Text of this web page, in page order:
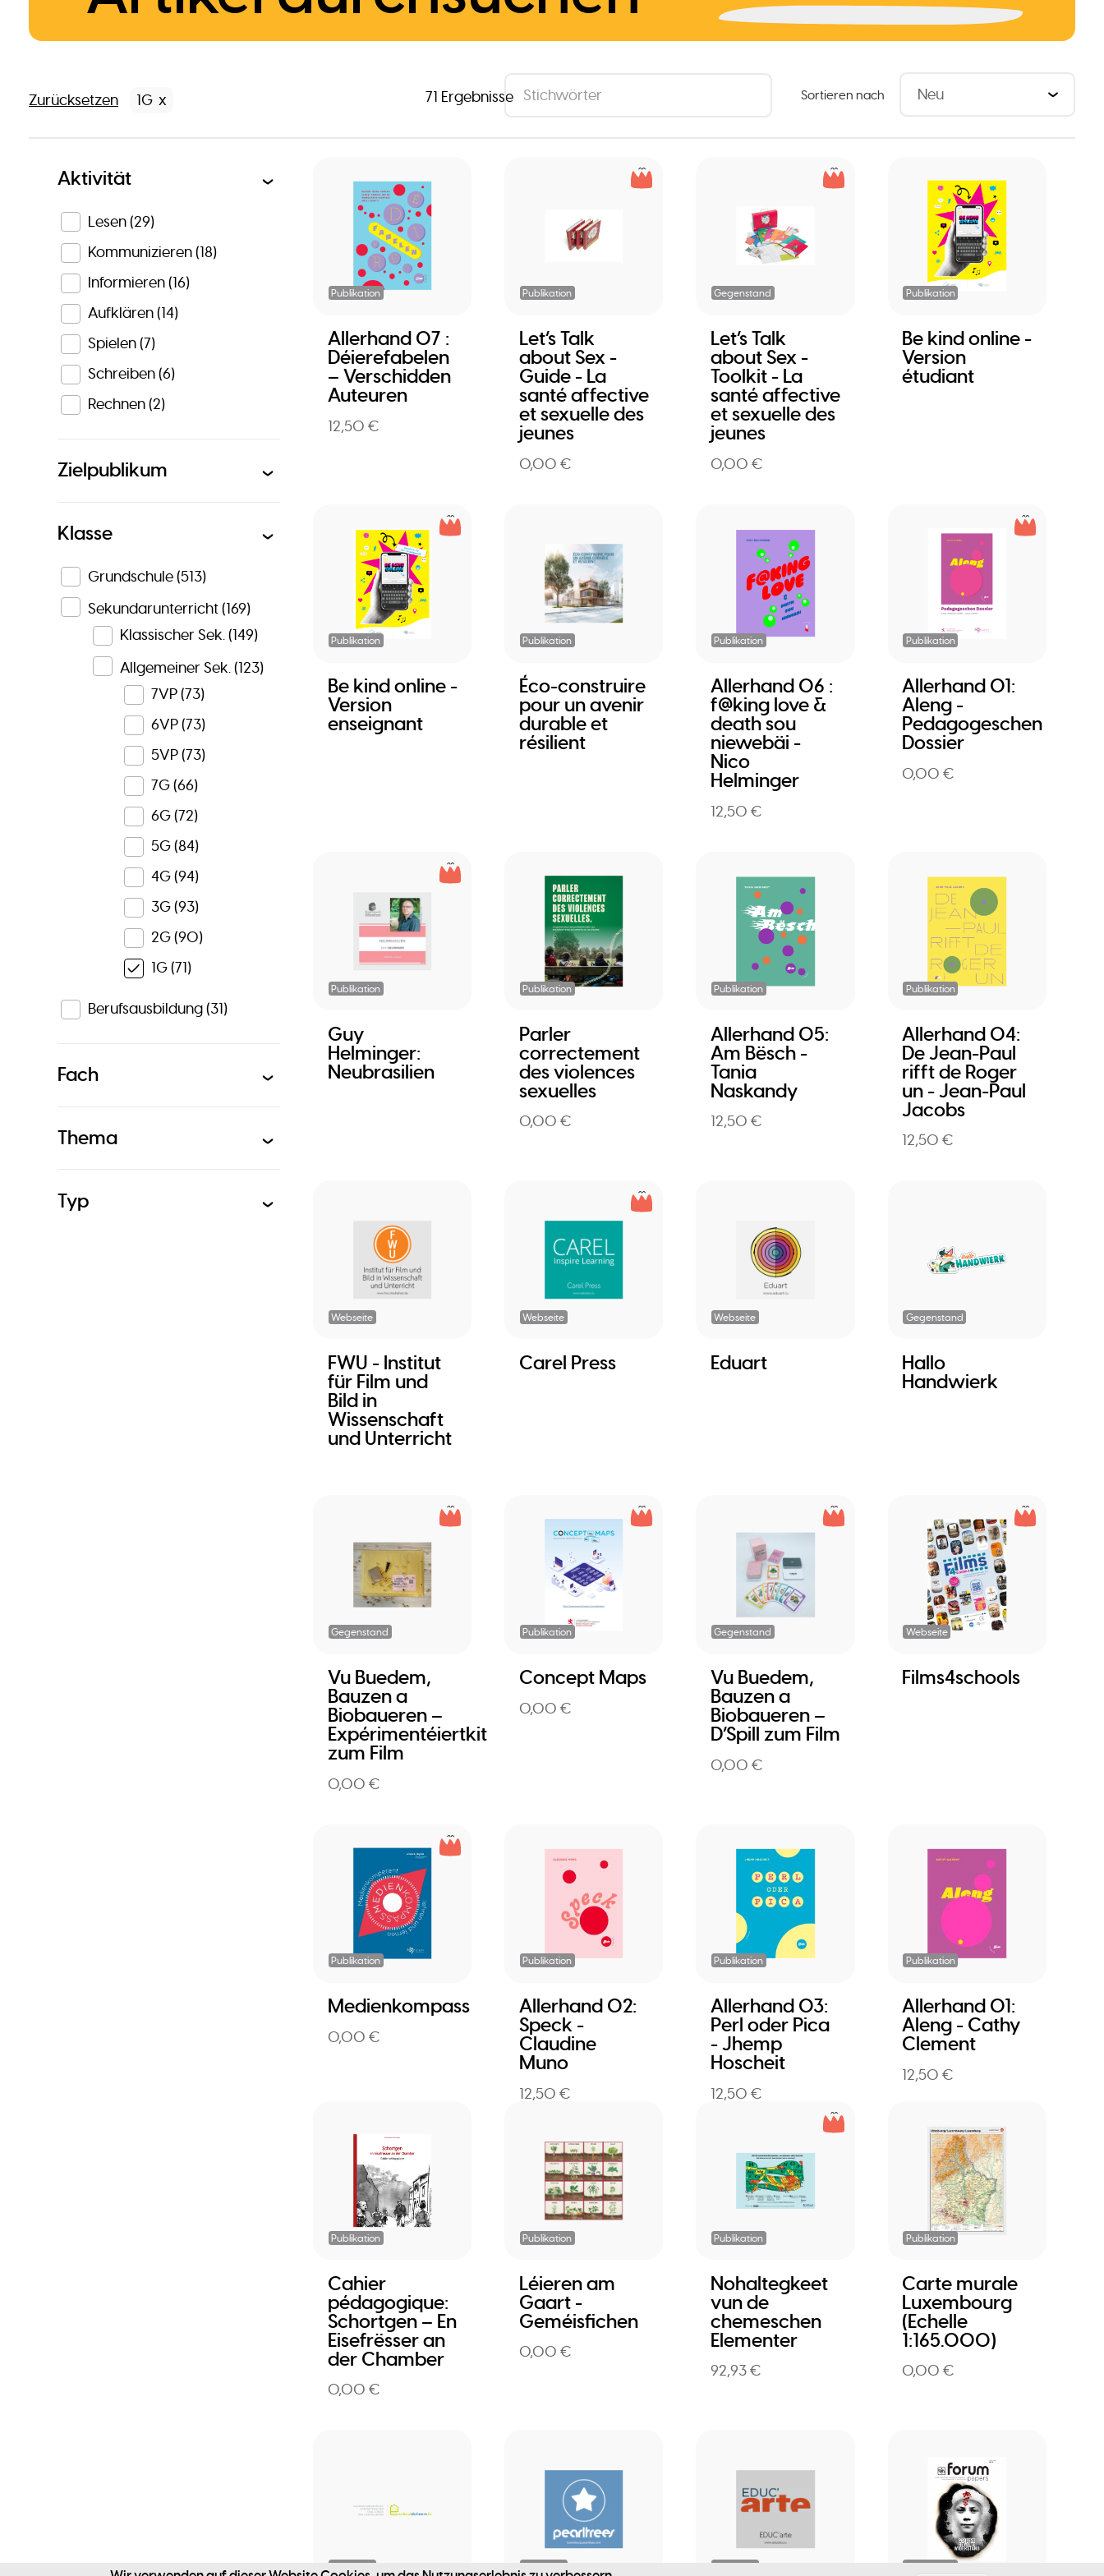
Zurücksetzen 1G Sortieren nach
71 Ergebnisse
Publikation
Allerhand 07 :
Déierefabelen
– Verschidden
Auteuren
12,50 €
Publikation
Let’s Talk
about Sex -
Guide - La
santé affective
et sexuelle des
jeunes
0,00 €
Gegenstand
Let’s Talk
about Sex -
Toolkit - La
santé affective
et sexuelle des
jeunes
0,00 €
Publikation
Be kind online -
Version
étudiant
Publikation
Be kind online -
Version
enseignant
Publikation
Éco-construire
pour un avenir
durable et
résilient
Publikation
Allerhand 06 :
f@king love &
death sou
niewebäi -
Nico
Helminger
12,50 €
Publikation
Allerhand 01:
Aleng -
Pedagogeschen
Dossier
0,00 €
Publikation
Guy
Helminger:
Neubrasilien
Publikation
Parler
correctement
des violences
sexuelles
0,00 €
Publikation
Allerhand 05:
Am Bësch -
Tania
Naskandy
12,50 €
Publikation
Allerhand 04:
De Jean-Paul
rifft de Roger
un - Jean-Paul
Jacobs
12,50 €
Webseite
FWU - Institut
für Film und
Bild in
Wissenschaft
und Unterricht
Webseite
Carel Press
Webseite
Eduart
Gegenstand
Hallo
Handwierk
Gegenstand
Vu Buedem,
Bauzen a
Biobaueren –
Expérimentéiertkit
zum Film
0,00 €
Publikation
Concept Maps
0,00 €
Gegenstand
Vu Buedem,
Bauzen a
Biobaueren –
D’Spill zum Film
0,00 €
Webseite
Films4schools
Publikation
Medienkompass
0,00 €
Publikation
Allerhand 02:
Speck -
Claudine
Muno
12,50 €
Publikation
Allerhand 03:
Perl oder Pica
- Jhemp
Hoscheit
12,50 €
Publikation
Allerhand 01:
Aleng - Cathy
Clement
12,50 €
Publikation
Cahier
pédagogique:
Schortgen – En
Eisefrësser an
der Chamber
0,00 €
Publikation
Léieren am
Gaart -
Geméisfichen
0,00 €
Publikation
Nohaltegkeet
vun de
chemeschen
Elementer
92,93 €
Publikation
Carte murale
Luxembourg
(Echelle
1:165.000)
0,00 €
Webseite Webseite Webseite Publikation
Aktivität
Lesen(29)
Kommunizieren(18)
Informieren(16)
Aufklären(14)
Spielen(7)
Schreiben(6)
Rechnen(2)
Zielpublikum
Klasse
Grundschule(513)
Sekundarunterricht(169)
Klassischer Sek. (149)
Allgemeiner Sek. (123)
7VP(73)
6VP(73)
5VP(73)
7G(66)
6G(72)
5G(84)
4G(94)
3G(93)
2G(90)
1G(71)
Berufsausbildung(31)
Fach
Thema
Typ